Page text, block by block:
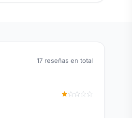
17 reseñas en total